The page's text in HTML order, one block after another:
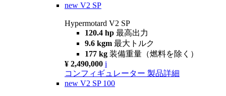
new V2 SP
Hypermotard V2 SP
120.4 hp 最高出力
9.6 kgm 最大トルク
177 kg 装備重量（燃料を除く）
¥ 2,490,000 i
コンフィギュレーター 製品詳細
new V2 SP 100